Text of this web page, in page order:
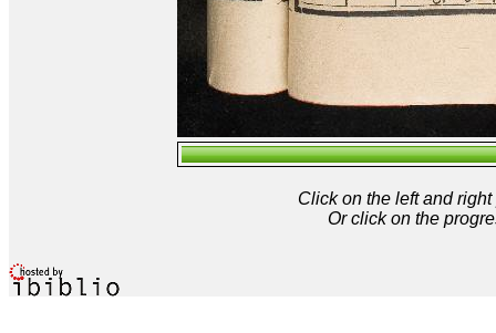
Click on the left and
Or click on the